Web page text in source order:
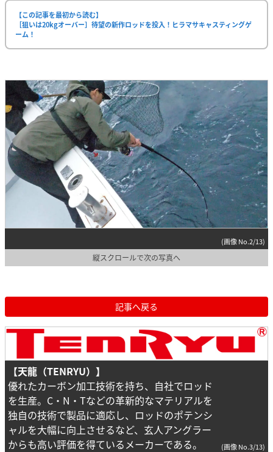
【この記事を最初から読む】
［狙いは20kgオーバー］待望の新作ロッドを投入！ヒラマサキャスティングゲ
ーム！
(画像 No.2/13)
縦スクロールで次の写真へ
記事へ戻る
【天龍（TENRYU）】
優れたカーボン加工技術を持ち、自社でロッド
を生産。C・N・Tなどの革新的なマテリアルを
独自の技術で製品に適応し、ロッドのポテンシ
ャルを大幅に向上させるなど、玄人アングラー
からも高い評価を得ているメーカーである。
(画像 No.3/13)